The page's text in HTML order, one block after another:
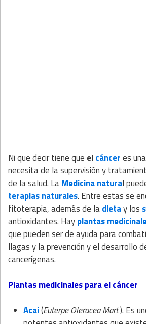
Ni que decir tiene que elcánceres una
necesita de la supervisión y
de la salud. LaMedicina natural
terapias naturales. Entre estas se
fitoterapia, además de ladietay los
antioxidantes. Hayplantas
que pueden ser de ayuda para
llagas y la prevención y el desarrollo
cancerígenas.
Plantas medicinales para el cáncer
Acai(Euterpe Oleracea Mart). Es